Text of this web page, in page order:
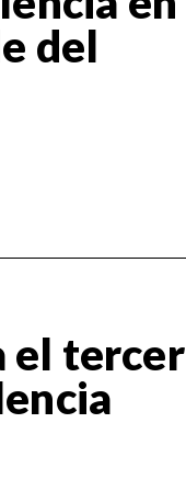
del
el tercer